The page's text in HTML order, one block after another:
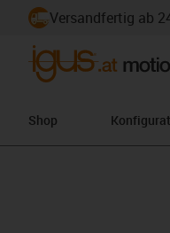
Versandfertig ab
Shop